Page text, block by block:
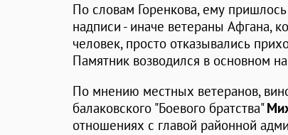
По словам Горенкова, ему
надписи - иначе ветераны Афгана,
человек, просто отказывались
Памятник возводился в основном
По мнению местных ветеранов,
балаковского "Боевого братства"
отношениях с главой районной